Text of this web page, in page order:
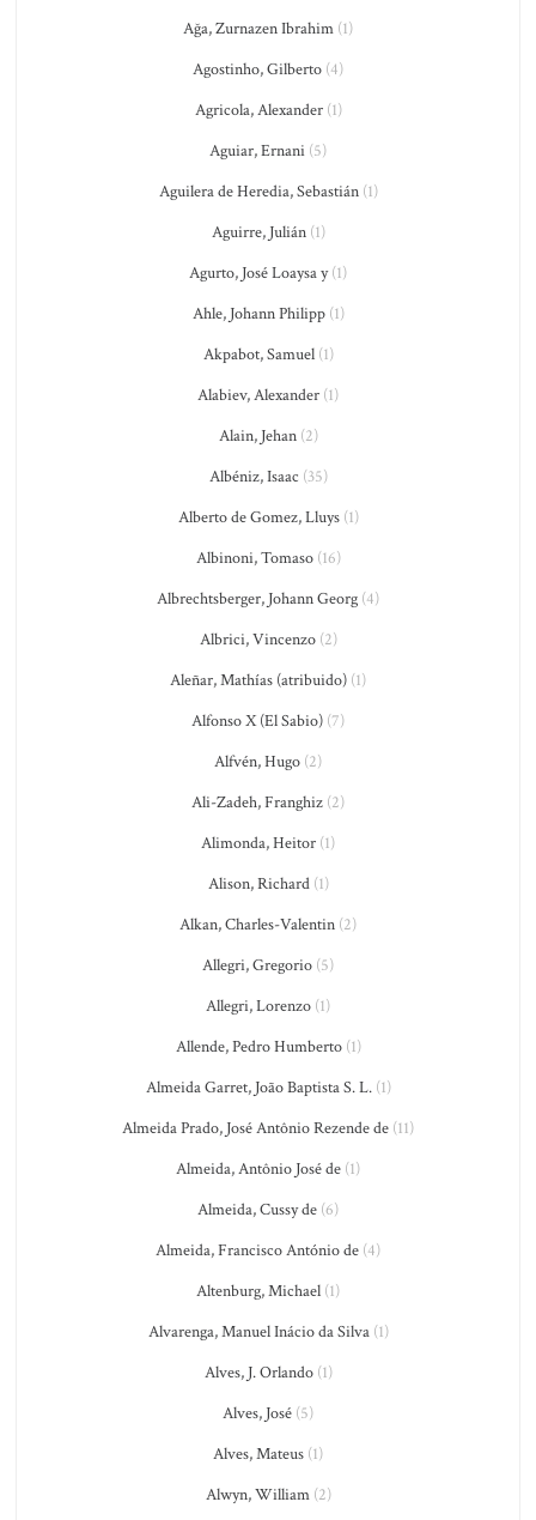
Ağa, Zurnazen Ibrahim (1)
Agostinho, Gilberto (4)
Agricola, Alexander(1)
Aguiar, Ernani (5)
Aguilera de Heredia, Sebastián(1)
Aguirre, Julián(1)
Agurto, José Loaysa y(1)
Ahle, Johann Philipp(1)
Akpabot, Samuel(1)
Alabiev, Alexander (1)
Alain, Jehan(2)
Albéniz, Isaac (35)
Alberto de Gomez, Lluys(1)
Albinoni, Tomaso(16)
Albrechtsberger, Johann Georg (4)
Albrici, Vincenzo(2)
Aleñar, Mathías (atribuido) (1)
Alfonso X (El Sabio) (7)
Alfvén, Hugo (2)
Ali-Zadeh, Franghiz (2)
Alimonda, Heitor (1)
Alison, Richard(1)
Alkan, Charles-Valentin (2)
Allegri, Gregorio (5)
Allegri, Lorenzo (1)
Allende, Pedro Humberto(1)
Almeida Garret, João Baptista S. L.(1)
Almeida Prado, José Antônio Rezende de (11)
Almeida, Antônio José de (1)
Almeida, Cussy de (6)
Almeida, Francisco António de (4)
Altenburg, Michael (1)
Alvarenga, Manuel Inácio da Silva(1)
Alves, J. Orlando(1)
Alves, José (5)
Alves, Mateus (1)
Alwyn, William(2)